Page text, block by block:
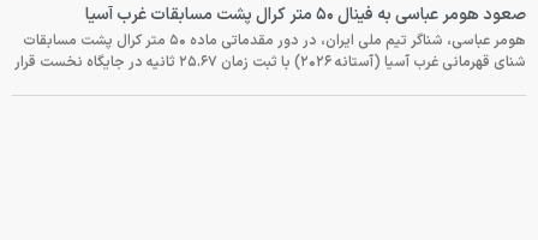
صعود هومر عباسی به فینال ۵۰ متر کرال پشت مسابقات غرب آسیا
هومر عباسی، شناگر تیم ملی ایران، در دور مقدماتی ماده ۵۰ متر کرال پشت مسابقات
شنای قهرمانی غرب آسیا (آستانه ۲۰۲۶) با ثبت زمان ۲۵.۶۷ ثانیه در جایگاه نخست قرار